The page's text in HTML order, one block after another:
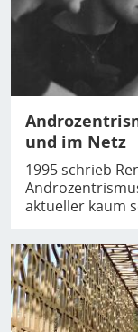
und im Netz
1995 schrieb
aktueller kaum
Bild